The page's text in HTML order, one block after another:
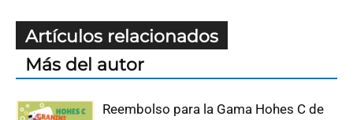
Artículos relacionados
Más del autor
Reembolso para la Gama Hohes C de